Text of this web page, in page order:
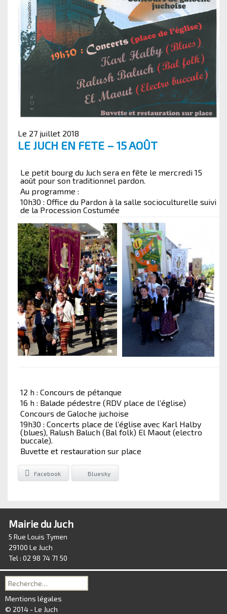
Le 27 juillet 2018
LE JUCH EN FETE – 15 AOÛT
Le petit bourg du Juch sera en fête le mercredi 15
août pour son traditionnel pardon.
Au programme :
10h30 : Office du Pardon à la salle socioculturelle suivi
de la Procession Costumée
12 h : Concours de pétanque
16 h : Balade pédestre (RDV place de l’église)
Concours de Galoche juchoise
19h30 : Concerts place de l’église avec Karl Halby
(blues), Ralush Baluch (Bal folk) El Maout (electro
buccale).
Buvette et restauration sur place
Facebook Bluesky
Mairie du Juch
5 Rue Louis Tymen
29100 Le Juch
Tel : 02 98 74 71 50
Recherche
pour :
Mentions légales
© 2014 - Le Juch